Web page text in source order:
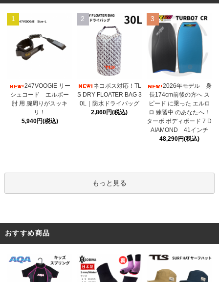
1
247VOOGIE リー
シュコード エルボー
肘 用 腕周りがスッキ
リ！
5,940円(税込)
2
ネコポス対応！TL
S DRY FLOATER BAG 3
0L｜防水ドライバッグ
2,860円(税込)
3
2026年モデル 身
長174cm前後の方へ ス
ピード に乗った エルロ
ロ 練習中 のあなたへ！
ターボ ボディボード 7 D
AIAMOND 41インチ
48,290円(税込)
もっと見る
おすすめ商品